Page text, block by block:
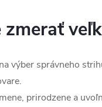
výber správneho
prirodzene a